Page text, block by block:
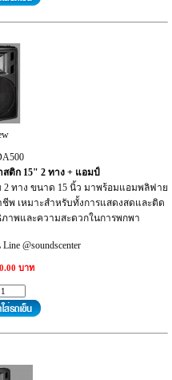
สติก 15" 2 ทาง + แอมป์
2 ทาง ขนาด 15 นิ้ว มาพร้อมแอมพลิฟาย
พ เหมาะสำหรับทั้งการแสดงสดและติด
าพและความสะดวกในการพกพา
@soundscenter
บาท